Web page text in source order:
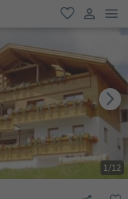
favoriti
user link
1/12